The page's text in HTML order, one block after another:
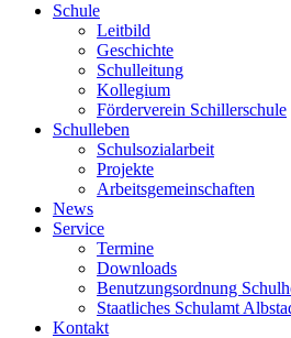
Schule
Leitbild
Geschichte
Schulleitung
Kollegium
Förderverein Schillerschule
Schulleben
Schulsozialarbeit
Projekte
Arbeitsgemeinschaften
News
Service
Termine
Downloads
Benutzungsordnung
Staatliches Schulamt
Kontakt